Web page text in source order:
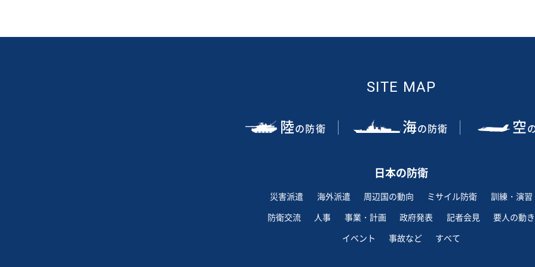
SITE MAP
陸の防衛 海の防衛 空
日本の防衛
災害派遣 海外派遣 周辺国の動向 ミサイル防衛
訓練・演習
防衛交流
人事 事業・計画 政府発表 記者会見
要人の動き
イベント
事故など すべて